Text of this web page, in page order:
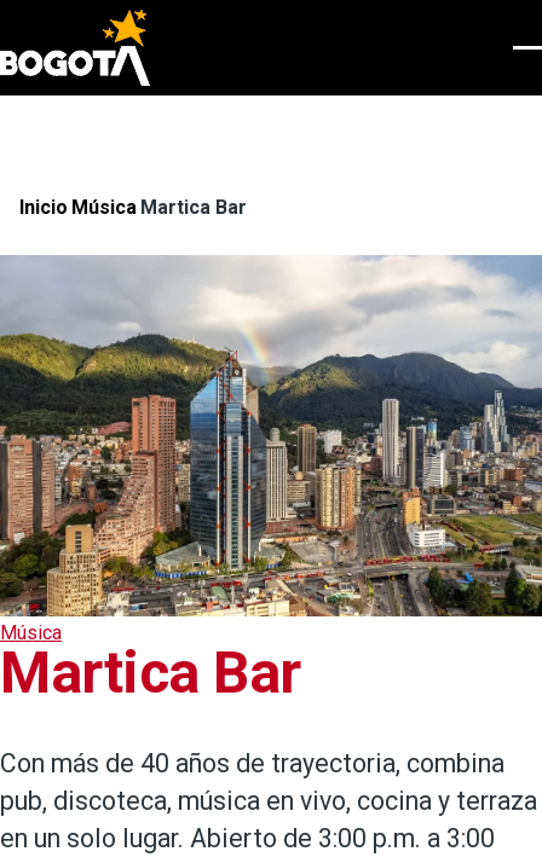
Pasar al contenido principal
Ruta
de
Inicio Música Martica Bar
Música
Martica Bar
Con más de 40 años de trayectoria, combina
pub, discoteca, música en vivo, cocina y terraza
en un solo lugar. Abierto de 3:00 p.m. a 3:00